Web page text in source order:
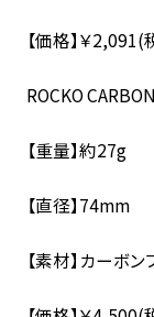
【価格】￥
ROCKO CARBON
【重量】約27g
【直径】74mm
【素材】カーボ